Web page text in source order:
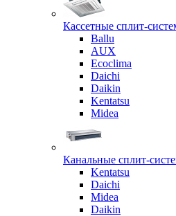
Кассетные сплит-
Ballu
AUX
Ecoclima
Daichi
Daikin
Kentatsu
Midea
Канальные сплит-
Kentatsu
Daichi
Midea
Daikin